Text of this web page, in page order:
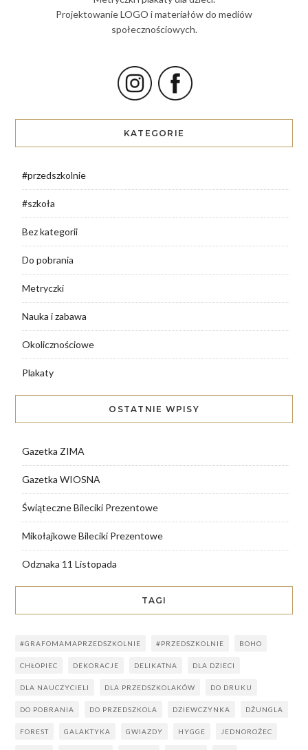
Projektowanie LOGO i materiałów do mediów
społecznościowych.
KATEGORIE
#przedszkolnie
#szkoła
Bez kategorii
Do pobrania
Metryczki
Nauka i zabawa
Okolicznościowe
Plakaty
OSTATNIE WPISY
Gazetka ZIMA
Gazetka WIOSNA
Świąteczne Bileciki Prezentowe
Mikołajkowe Bileciki Prezentowe
Odznaka 11 Listopada
TAGI
#GRAFOMAMAPRZEDSZKOLNIE #PRZEDSZKOLNIE BOHO
CHŁOPIEC DEKORACJE DELIKATNA DLA DZIECI
DLA NAUCZYCIELI DLA PRZEDSZKOLAKÓW DO DRUKU
DO POBRANIA DO PRZEDSZKOLA DZIEWCZYNKA DŻUNGLA
FOREST GALAKTYKA GWIAZDY HYGGE JEDNOROŻEC